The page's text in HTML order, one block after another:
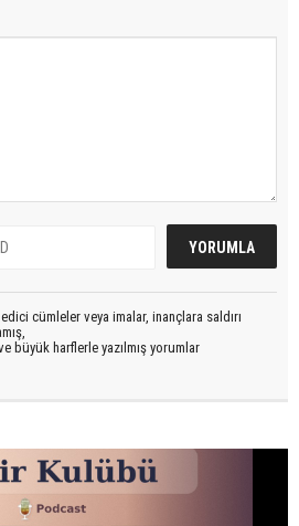
cümleler veya imalar, inançlara saldırı
büyük harflerle yazılmış yorumlar